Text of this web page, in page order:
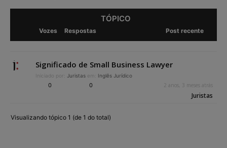
TÓPICO
Vozes Respostas Post recente
Significado de Small Business Lawyer
Iniciado por: Juristas em: Inglês Jurídico
0 0 2 anos, 3 meses atrás
Juristas
Visualizando tópico 1 (de 1 do total)